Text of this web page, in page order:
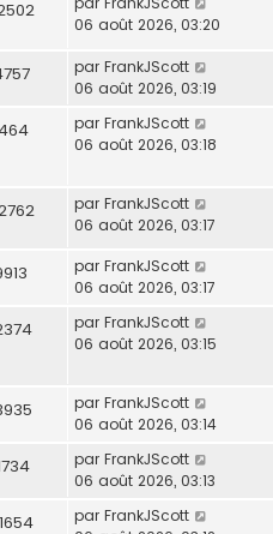
06 août 2026, 03:20
par FrankJScott
06 août 2026, 03:19
par FrankJScott
06 août 2026, 03:18
par FrankJScott
06 août 2026, 03:17
par FrankJScott
06 août 2026, 03:17
par FrankJScott
06 août 2026, 03:15
par FrankJScott
06 août 2026, 03:14
par FrankJScott
06 août 2026, 03:13
par FrankJScott